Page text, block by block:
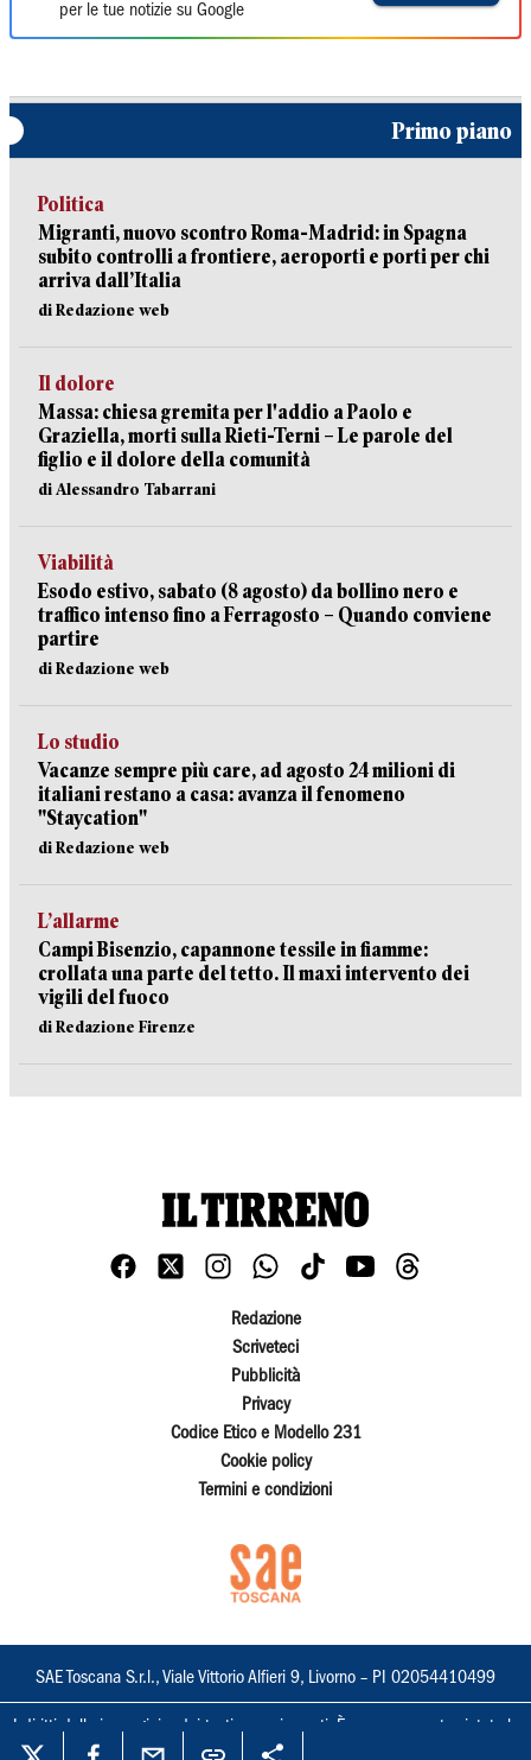
per le tue notizie su Google
Primo piano
Politica
Migranti, nuovo scontro Roma-Madrid: in Spagna
subito controlli a frontiere, aeroporti e porti per chi
arriva dall’Italia
di Redazione web
Il dolore
Massa: chiesa gremita per l'addio a Paolo e
Graziella, morti sulla Rieti-Terni – Le parole del
figlio e il dolore della comunità
di Alessandro Tabarrani
Viabilità
Esodo estivo, sabato (8 agosto) da bollino nero e
traffico intenso fino a Ferragosto – Quando conviene
partire
di Redazione web
Lo studio
Vacanze sempre più care, ad agosto 24 milioni di
italiani restano a casa: avanza il fenomeno
"Staycation"
di Redazione web
L’allarme
Campi Bisenzio, capannone tessile in fiamme:
crollata una parte del tetto. Il maxi intervento dei
vigili del fuoco
di Redazione Firenze
Redazione
Scriveteci
Pubblicità
Privacy
Codice Etico e Modello 231
Cookie policy
Termini e condizioni
SAE Toscana S.r.l., Viale Vittorio Alfieri 9, Livorno – PI 02054410499
I diritti delle immagini e dei testi sono riservati. È espressamente vietata la
loro riproduzione con qualsiasi mezzo e l'adattamento totale o parziale.